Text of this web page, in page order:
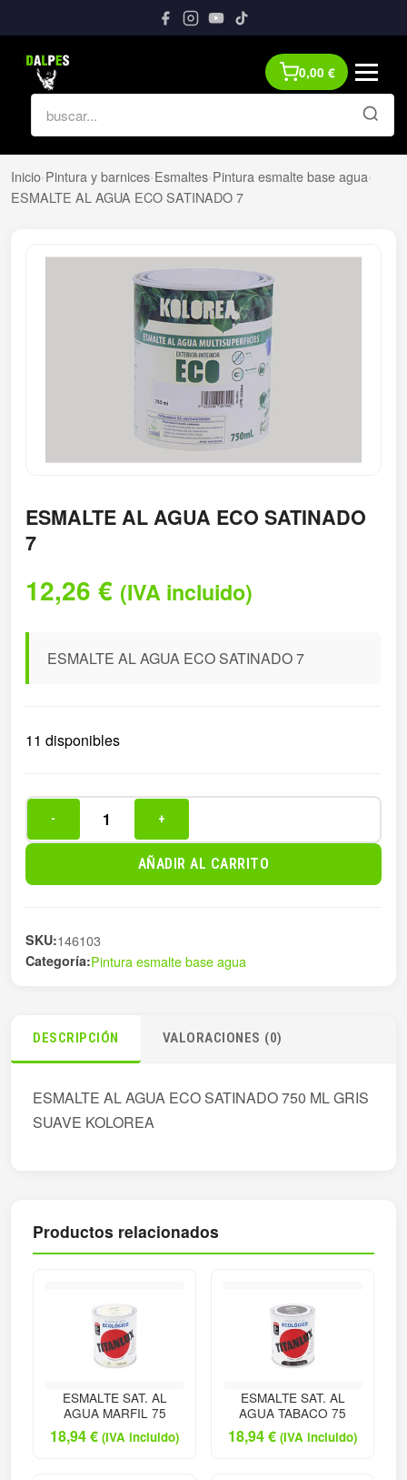
0,00 €
Inicio›Pintura y barnices›Esmaltes›Pintura esmalte base agua›
ESMALTE AL AGUA ECO SATINADO 7
ESMALTE AL AGUA ECO SATINADO
7
12,26 € (IVA incluido)
ESMALTE AL AGUA ECO SATINADO 7
11 disponibles
AL
7
cantidad
- +
AÑADIR AL CARRITO
SKU:146103
Categoría:Pintura esmalte base agua
DESCRIPCIÓN VALORACIONES (0)
ESMALTE AL AGUA ECO SATINADO 750 ML GRIS
SUAVE KOLOREA
Productos relacionados
ESMALTE SAT. AL
AGUA MARFIL 75
18,94€ (IVA incluido)
ESMALTE SAT. AL
AGUA TABACO 75
18,94€ (IVA incluido)